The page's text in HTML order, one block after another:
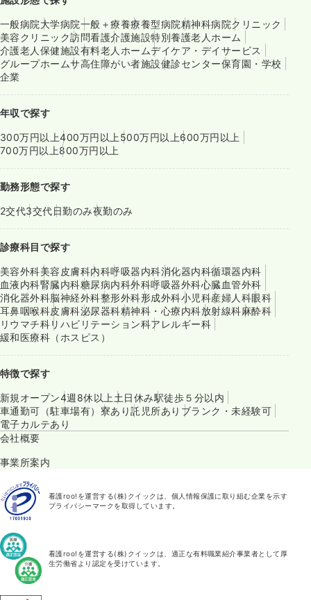
一般病院大学病院一般＋療養療養型病院精神科病院クリニック
美容クリニック訪問看護介護施設特別養護老人ホーム
介護老人保健施設有料老人ホームデイケア・デイサービス
グループホームサ高住障がい者施設健診センター保育園・学校
企業
年収で探す
300万円以上400万円以上 500万円以上600万円以上
700万円以上800万円以上
勤務形態で探す
2交代3交代日勤のみ夜勤のみ
診療科目で探す
美容外科美容皮膚科内科呼吸器内科消化器内科循環器内科
血液内科腎臓内科糖尿病内科外科呼吸器外科心臓血管外科
消化器外科脳神経外科整形外科形成外科小児科産婦人科眼科
耳鼻咽喉科皮膚科泌尿器科精神科・心療内科放射線科麻酔科
リウマチ科リハビリテーション科アレルギー科
緩和医療科（ホスピス）
特徴で探す
新規オープン4週8休以上 土日休み駅徒歩５分以内
車通勤可（駐車場有） 寮あり託児所あり ブランク・未経験可
電子カルテあり
会社概要
事業所案内
看護roo!を運営する(株)クイックは、個人情報保護に取り組む企業を示す
プライバシーマークを取得しています。
看護roo!を運営する(株)クイックは、適正な有料職業紹介事業者として厚
生労働省より認定を受けています。